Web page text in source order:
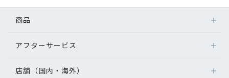
商品
アフターサービス
店舗（国内・海外）